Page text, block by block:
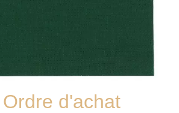
Ordre d'achat